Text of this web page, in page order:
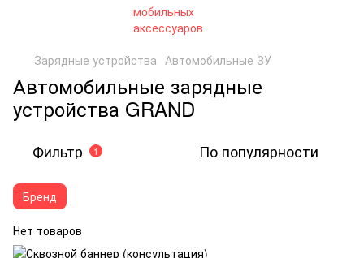
Зарядные устройства Автомобильные ЗУ
Автомобильные зарядные
устройства GRAND
Фильтр 1 По популярности
Бренд
Нет товаров